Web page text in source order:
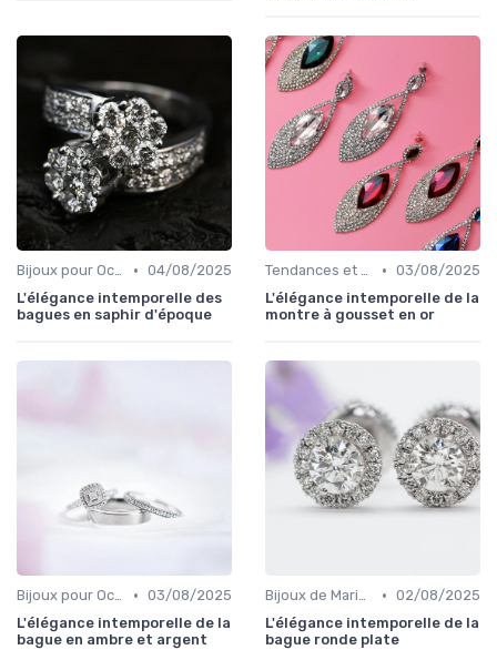
Bijoux pour Occasions Spéciales • 04/08/2025
L'élégance intemporelle des
bagues en saphir d'époque
Tendances et Conseils de Style • 03/08/2025
L'élégance intemporelle de la
montre à gousset en or
Bijoux pour Occasions Spéciales • 03/08/2025
L'élégance intemporelle de la
bague en ambre et argent
Bijoux de Mariage et de Fiançailles • 02/08/2025
L'élégance intemporelle de la
bague ronde plate